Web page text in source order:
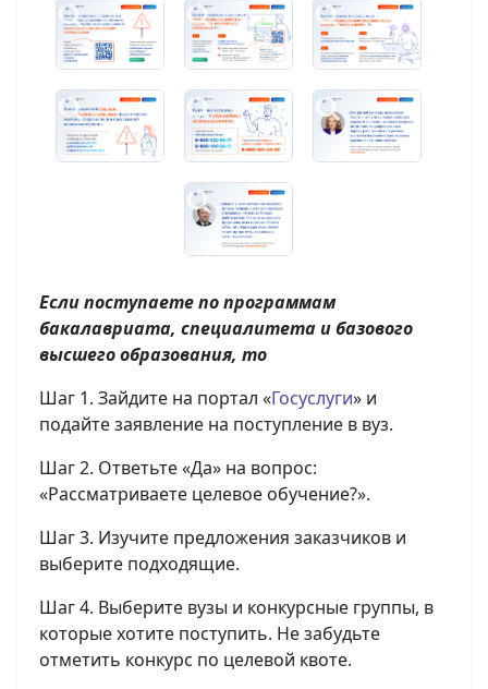
Если поступаетепо программам
бакалавриата, специалитета и базового
высшего образования, то
Шаг 1. Зайдите на портал «Госуслуги» и
подайте заявление на поступление в вуз.
Шаг 2. Ответьте «Да» на вопрос:
«Рассматриваете целевое обучение?».
Шаг 3. Изучите предложения заказчиков и
выберите подходящие.
Шаг 4. Выберите вузы и конкурсные группы, в
которые хотите поступить. Не забудьте
отметить конкурс по целевой квоте.